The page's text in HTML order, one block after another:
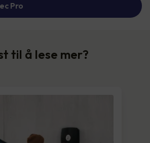
Pro
til å lese mer?